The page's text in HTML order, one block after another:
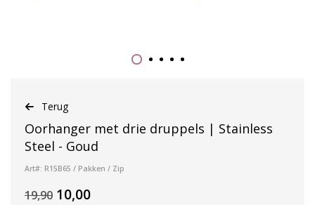
Terug
Oorhanger met drie druppels | Stainless
Steel - Goud
Art#: R15B65 / Pakken / Zip
19,90 10,00